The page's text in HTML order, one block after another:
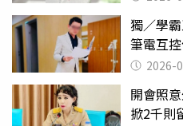
獨／學
筆電互
2026-
開會照
掀2千則